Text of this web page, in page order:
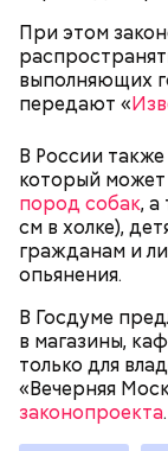
При этом
выполняющих
передают «
В России
который может
пород собак, а
см в холке),
гражданам и
опьянения.
В Госдуме
в магазины,
только для
«Вечерняя
законопроекта.
— Кабачки,
обжарить на
петрушки,
Получается
Копылов.
с сахарным
хорошо,
помнить, что
увлекаться,
сахарным